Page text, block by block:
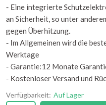
- Eine integrierte
an Sicherheit, so unter
gegen Überhitzung.
- Im Allgemeinen wird die
Werktage
- Garantie:12 Monate
- Kostenloser Versand und
Verfügbarkeit: Auf Lager